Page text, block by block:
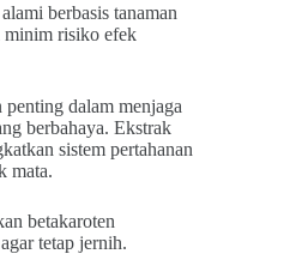
berbasis tanaman
minim risiko efek
dalam menjaga
berbahaya. Ekstrak
sistem pertahanan
mata.
betakaroten
tetap jernih.